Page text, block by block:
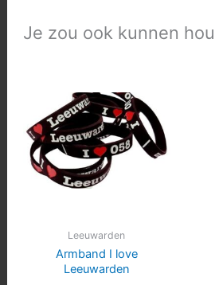
Je zou ook kunnen
Leeuwarden
Armband I love
Leeuwarden